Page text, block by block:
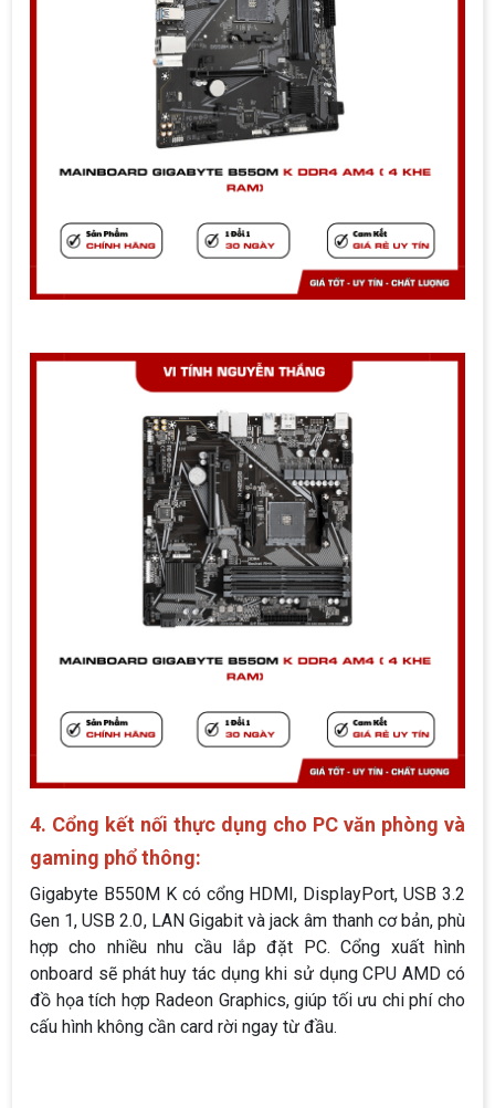
4. Cổng kết nối thực dụng cho PC văn phòng và
gaming phổ thông:
Gigabyte B550M K có cổng HDMI, DisplayPort, USB 3.2
Gen 1, USB 2.0, LAN Gigabit và jack âm thanh cơ bản, phù
hợp cho nhiều nhu cầu lắp đặt PC. Cổng xuất hình
onboard sẽ phát huy tác dụng khi sử dụng CPU AMD có
đồ họa tích hợp Radeon Graphics, giúp tối ưu chi phí cho
cấu hình không cần card rời ngay từ đầu.